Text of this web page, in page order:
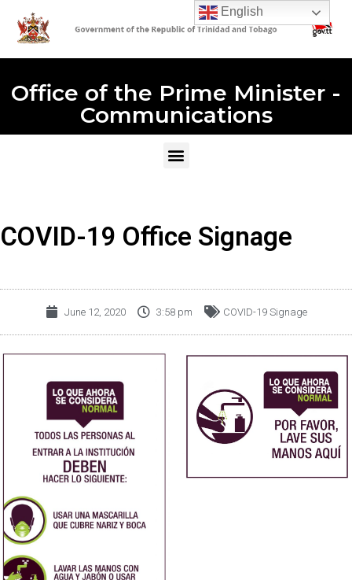
Office of the Prime Minister -
Communications
COVID-19 Office Signage
June 12, 2020 3:58 pm COVID-19 Signage
English